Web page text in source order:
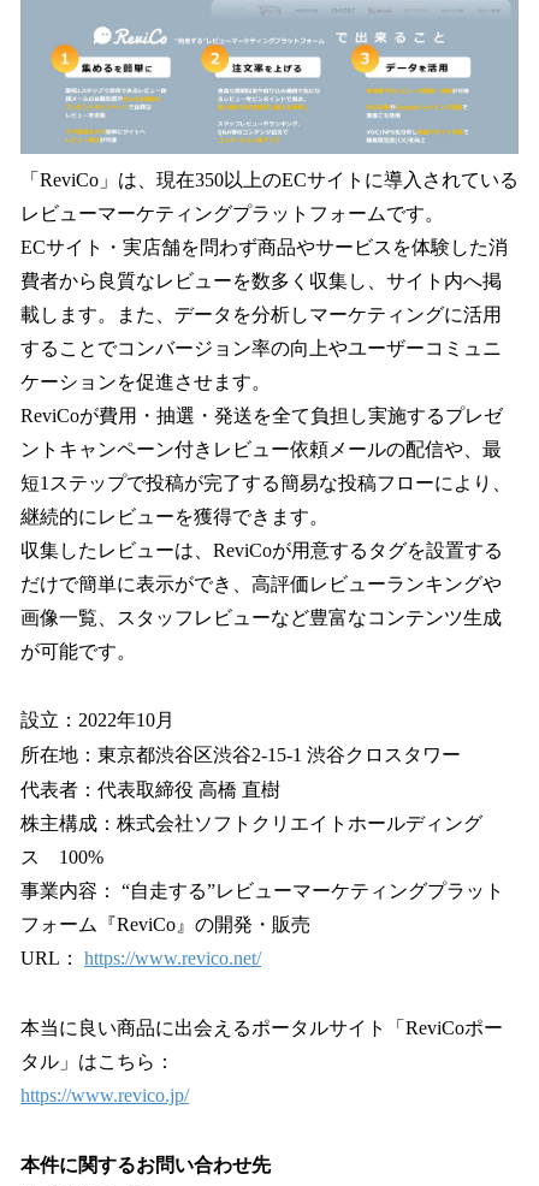
「ReviCo」は、現在350以上のECサイトに導入されている
レビューマーケティングプラットフォームです。
ECサイト・実店舗を問わず商品やサービスを体験した消
費者から良質なレビューを数多く収集し、サイト内へ掲
載します。また、データを分析しマーケティングに活用
することでコンバージョン率の向上やユーザーコミュニ
ケーションを促進させます。
ReviCoが費用・抽選・発送を全て負担し実施するプレゼ
ントキャンペーン付きレビュー依頼メールの配信や、最
短1ステップで投稿が完了する簡易な投稿フローにより、
継続的にレビューを獲得できます。
収集したレビューは、ReviCoが用意するタグを設置する
だけで簡単に表示ができ、高評価レビューランキングや
画像一覧、スタッフレビューなど豊富なコンテンツ生成
が可能です。
設立：2022年10月
所在地：東京都渋谷区渋谷2-15-1 渋谷クロスタワー
代表者：代表取締役 高橋 直樹
株主構成：株式会社ソフトクリエイトホールディング
ス 100%
事業内容： “自走する”レビューマーケティングプラット
フォーム『ReviCo』の開発・販売
URL： https://www.revico.net/
本当に良い商品に出会えるポータルサイト「ReviCoポー
タル」はこちら：
https://www.revico.jp/
本件に関するお問い合わせ先